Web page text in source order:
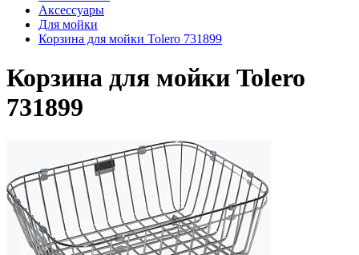
Аксессуары
Для мойки
Корзина для мойки Tolero 731899
Корзина для мойки Tolero
731899